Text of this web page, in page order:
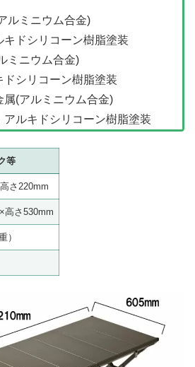
ルミニウム合金)
ドシリコーン樹脂塗装
ミニウム合金)
ドシリコーン樹脂塗装
(アルミニウム合金)
ルキドシリコーン樹脂塗装
等
さ220mm
高さ530mm
）